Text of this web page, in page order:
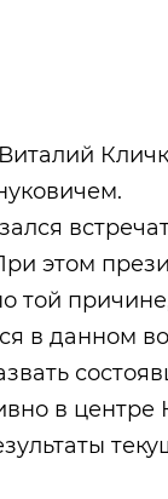
этом
той
в данном
в центре